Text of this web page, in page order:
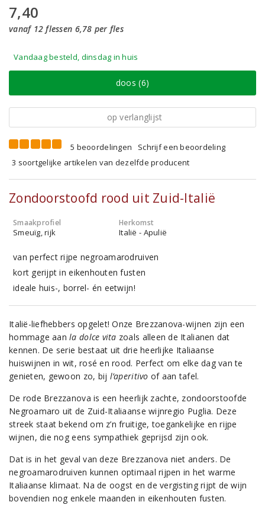
7,40
vanaf 12 flessen 6,78 per fles
Vandaag besteld, dinsdag in huis
doos (6)
op verlanglijst
5 beoordelingen
Schrijf een beoordeling
3 soortgelijke artikelen van dezelfde producent
Zondoorstoofd rood uit Zuid-Italië
Smaakprofiel
Smeuïg, rijk
Herkomst
Italië - Apulië
van perfect rijpe negroamarodruiven
kort gerijpt in eikenhouten fusten
ideale huis-, borrel- én eetwijn!
Italië-liefhebbers opgelet! Onze Brezzanova-wijnen zijn een
hommage aanla dolce vita zoals alleen de Italianen dat
kennen. De serie bestaat uit drie heerlijke Italiaanse
huiswijnen in wit, rosé en rood. Perfect om elke dag van te
genieten, gewoon zo, bij l’aperitivo of aan tafel.
De rode Brezzanova is een heerlijk zachte, zondoorstoofde
Negroamaro uit de Zuid-Italiaanse wijnregio Puglia. Deze
streek staat bekend om z’n fruitige, toegankelijke en rijpe
wijnen, die nog eens sympathiek geprijsd zijn ook.
Dat is in het geval van deze Brezzanova niet anders. De
negroamarodruiven kunnen optimaal rijpen in het warme
Italiaanse klimaat. Na de oogst en de vergisting rijpt de wijn
bovendien nog enkele maanden in eikenhouten fusten.